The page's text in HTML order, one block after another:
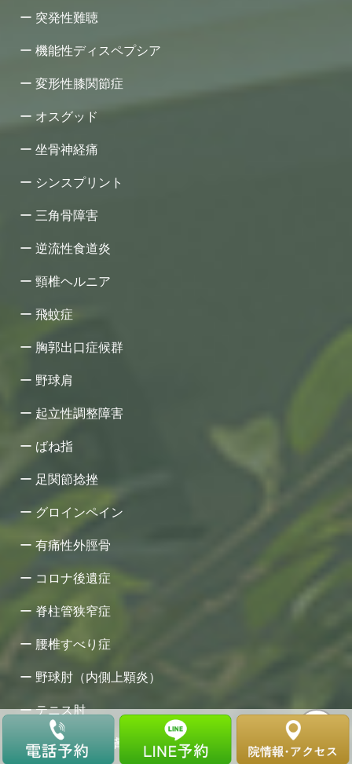
突発性難聴
機能性ディスペプシア
変形性膝関節症
オスグッド
坐骨神経痛
シンスプリント
三角骨障害
逆流性食道炎
頸椎ヘルニア
飛蚊症
胸郭出口症候群
野球肩
起立性調整障害
ばね指
足関節捻挫
グロインペイン
有痛性外脛骨
コロナ後遺症
脊柱管狭窄症
腰椎すべり症
野球肘（内側上顆炎）
テニス肘
アトピー性皮膚炎